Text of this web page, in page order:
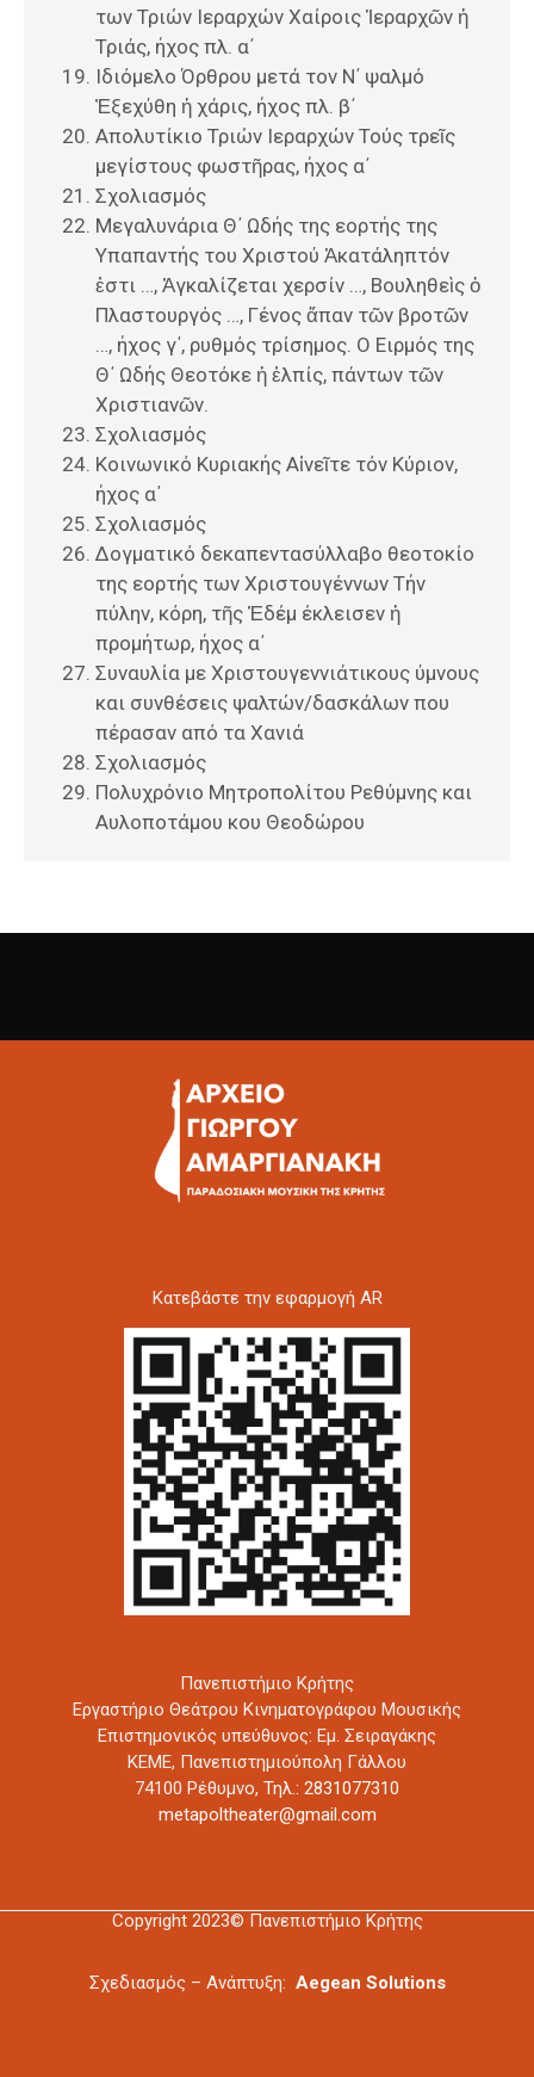
των Τριών Ιεραρχών Χαίροις Ἱεραρχῶν ἡ
Τριάς, ήχος πλ. α΄
Ιδιόμελο Όρθρου μετά τον Ν΄ ψαλμό
Ἐξεχύθη ἡ χάρις, ήχος πλ. β΄
Απολυτίκιο Τριών Ιεραρχών Τούς τρεῖς
μεγίστους φωστῆρας, ήχος α΄
Σχολιασμός
Μεγαλυνάρια Θ΄ Ωδής της εορτής της
Υπαπαντής του Χριστού Ἀκατάληπτόν
ἐστι …, Ἀγκαλίζεται χερσίν …, Βουληθεὶς ὁ
Πλαστουργός …, Γένος ἅπαν τῶν βροτῶν
…, ήχος γ΄, ρυθμός τρίσημος. Ο Ειρμός της
Θ΄ Ωδής Θεοτόκε ἡ ἐλπίς, πάντων τῶν
Χριστιανῶν.
Σχολιασμός
Κοινωνικό Κυριακής Αἰνεῖτε τόν Κύριον,
ήχος α΄
Σχολιασμός
Δογματικό δεκαπεντασύλλαβο θεοτοκίο
της εορτής των Χριστουγέννων Τήν
πύλην, κόρη, τῆς Ἐδέμ έκλεισεν ἡ
προμήτωρ, ήχος α΄
Συναυλία με Χριστουγεννιάτικους ύμνους
και συνθέσεις ψαλτών/δασκάλων που
πέρασαν από τα Χανιά
Σχολιασμός
Πολυχρόνιο Μητροπολίτου Ρεθύμνης και
Αυλοποτάμου κου Θεοδώρου
Kατεβάστε την εφαρμογή AR
Πανεπιστήμιο Κρήτης
Εργαστήριο Θεάτρου Κινηματογράφου Μουσικής
Επιστημονικός υπεύθυνος: Εμ. Σειραγάκης
ΚΕΜΕ, Πανεπιστημιούπολη Γάλλου
74100 Ρέθυμνο, Τηλ.: 2831077310
metapoltheater@gmail.com
Copyright 2023© Πανεπιστήμιο Κρήτης
Σχεδιασμός – Ανάπτυξη: Aegean Solutions